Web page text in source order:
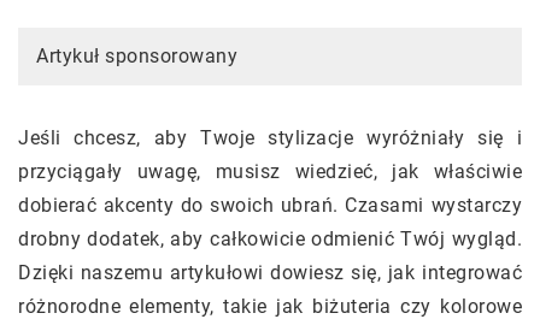
Artykuł sponsorowany
Jeśli chcesz, aby Twoje stylizacje wyróżniały się i
przyciągały uwagę, musisz wiedzieć, jak właściwie
dobierać akcenty do swoich ubrań. Czasami wystarczy
drobny dodatek, aby całkowicie odmienić Twój wygląd.
Dzięki naszemu artykułowi dowiesz się, jak integrować
różnorodne elementy, takie jak biżuteria czy kolorowe